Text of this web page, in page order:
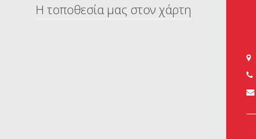
Η τοποθεσία μας στον χάρτη